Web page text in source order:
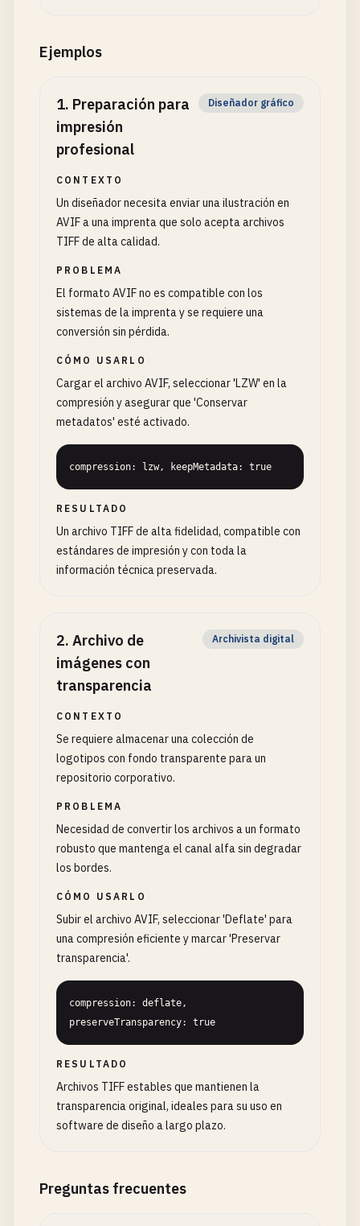
Ejemplos
1. Preparación para
impresión
profesional
Diseñador gráfico
CONTEXTO
Un diseñador necesita enviar una ilustración en
AVIF a una imprenta que solo acepta archivos
TIFF de alta calidad.
PROBLEMA
El formato AVIF no es compatible con los
sistemas de la imprenta y se requiere una
conversión sin pérdida.
CÓMO USARLO
Cargar el archivo AVIF, seleccionar 'LZW' en la
compresión y asegurar que 'Conservar
metadatos' esté activado.
compression: lzw, keepMetadata: true
RESULTADO
Un archivo TIFF de alta fidelidad, compatible con
estándares de impresión y con toda la
información técnica preservada.
2. Archivo de
imágenes con
transparencia
Archivista digital
CONTEXTO
Se requiere almacenar una colección de
logotipos con fondo transparente para un
repositorio corporativo.
PROBLEMA
Necesidad de convertir los archivos a un formato
robusto que mantenga el canal alfa sin degradar
los bordes.
CÓMO USARLO
Subir el archivo AVIF, seleccionar 'Deflate' para
una compresión eficiente y marcar 'Preservar
transparencia'.
compression: deflate,
preserveTransparency: true
RESULTADO
Archivos TIFF estables que mantienen la
transparencia original, ideales para su uso en
software de diseño a largo plazo.
Preguntas frecuentes